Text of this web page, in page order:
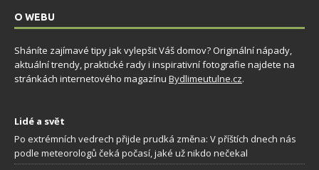
O WEBU
Sháníte zajímavé tipy jak vylepšit Váš domov? Originální nápady,
aktuální trendy, praktické rady i inspirativní fotografie najdete na
stránkách internetového magazínu Bydlimeutulne.cz.
Lidé a svět
Po extrémních vedrech přijde prudká změna: V příštích dnech nás
podle meteorologů čeká počasí, jaké už nikdo nečekal